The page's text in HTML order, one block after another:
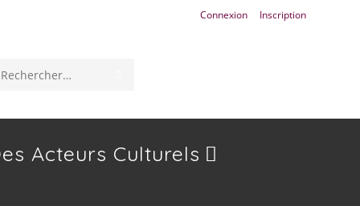
Connexion Inscription
Rechercher
Acteurs Culturels